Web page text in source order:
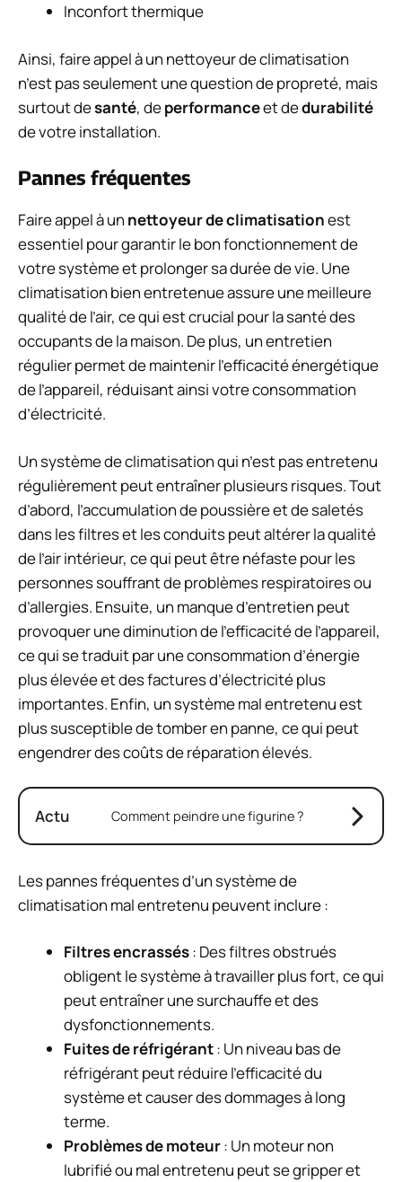
Inconfort thermique
Ainsi, faire appel à un nettoyeur de climatisation
n’est pas seulement une question de propreté, mais
surtout desanté, deperformanceet dedurabilité
de votre installation.
Pannes fréquentes
Faire appel à un nettoyeur de climatisationest
essentiel pour garantir le bon fonctionnement de
votre système et prolonger sa durée de vie. Une
climatisation bien entretenue assure une meilleure
qualité de l’air, ce qui est crucial pour la santé des
occupants de la maison. De plus, un entretien
régulier permet de maintenir l’efficacité énergétique
de l’appareil, réduisant ainsi votre consommation
d’électricité.
Un système de climatisation qui n’est pas entretenu
régulièrement peut entraîner plusieurs risques. Tout
d’abord, l’accumulation de poussière et de saletés
dans les filtres et les conduits peut altérer la qualité
de l’air intérieur, ce qui peut être néfaste pour les
personnes souffrant de problèmes respiratoires ou
d’allergies. Ensuite, un manque d’entretien peut
provoquer une diminution de l’efficacité de l’appareil,
ce qui se traduit par une consommation d’énergie
plus élevée et des factures d’électricité plus
importantes. Enfin, un système mal entretenu est
plus susceptible de tomber en panne, ce qui peut
engendrer des coûts de réparation élevés.
Actu Comment peindre une figurine ?
Les pannes fréquentes d’un système de
climatisation mal entretenu peuvent inclure :
Filtres encrassés: Des filtres obstrués
obligent le système à travailler plus fort, ce qui
peut entraîner une surchauffe et des
dysfonctionnements.
Fuites de réfrigérant: Un niveau bas de
réfrigérant peut réduire l’efficacité du
système et causer des dommages à long
terme.
Problèmes de moteur: Un moteur non
lubrifié ou mal entretenu peut se gripper et